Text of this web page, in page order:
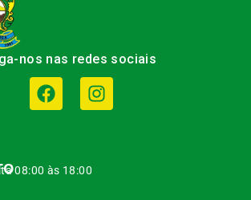
nos nas redes sociais
08:00 às 18:00